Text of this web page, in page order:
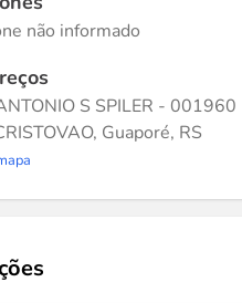
não informado
S SPILER - 001960
Guaporé, RS